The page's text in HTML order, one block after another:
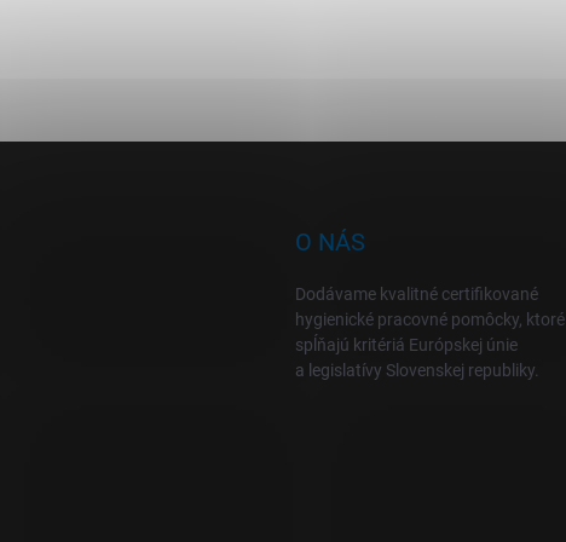
O NÁS
Dodávame kvalitné certifikované
hygienické pracovné pomôcky, ktoré
spĺňajú kritériá Európskej únie
a legislatívy Slovenskej republiky.